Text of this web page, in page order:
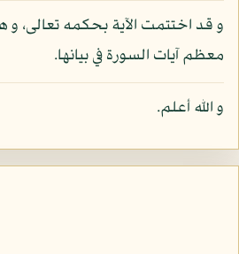
و قد اختتمت الآية بحكمه تعالى، و
معظم آيات السورة في بيانها.
و الله أعلم.